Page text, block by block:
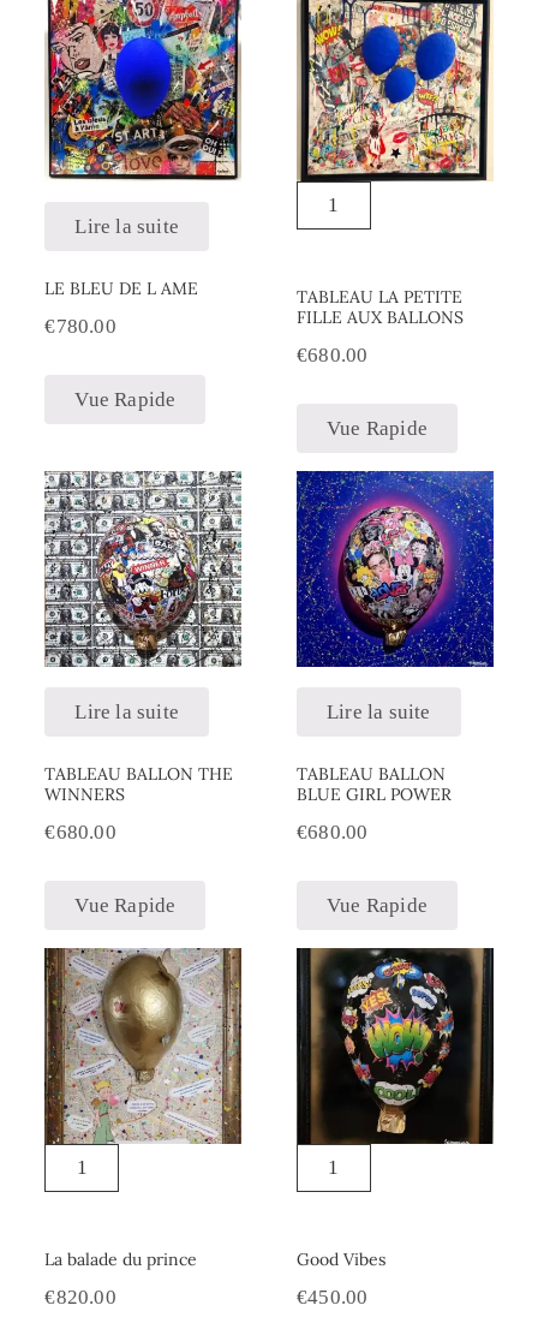
Lire la suite
LE BLEU DE L AME
€780.00
Vue Rapide
TABLEAU LA PETITE
FILLE AUX BALLONS
€680.00
Vue Rapide
Lire la suite
TABLEAU BALLON THE
WINNERS
€680.00
Vue Rapide
Lire la suite
TABLEAU BALLON
BLUE GIRL POWER
€680.00
Vue Rapide
La balade du prince
€820.00
Good Vibes
€450.00